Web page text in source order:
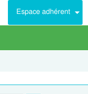
Espace adhérent